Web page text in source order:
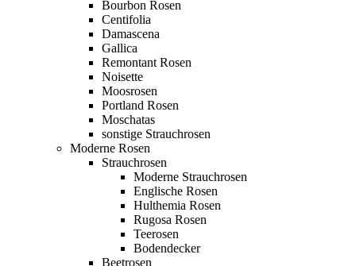
Bourbon Rosen
Centifolia
Damascena
Gallica
Remontant Rosen
Noisette
Moosrosen
Portland Rosen
Moschatas
sonstige Strauchrosen
Moderne Rosen
Strauchrosen
Moderne Strauchrosen
Englische Rosen
Hulthemia Rosen
Rugosa Rosen
Teerosen
Bodendecker
Beetrosen